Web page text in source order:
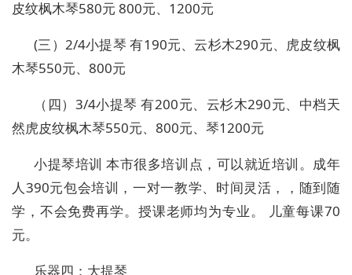
皮纹枫木琴580元 800元、1200元
(三）2/4小提琴 有190元、云杉木290元、虎皮纹枫
木琴550元、800元
（四）3/4小提琴 有200元、云杉木290元、中档天
然虎皮纹枫木琴550元、800元、琴1200元
小提琴培训 本市很多培训点，可以就近培训。成年
人390元包会培训，一对一教学、时间灵活，，随到随
学，不会免费再学。授课老师均为专业。 儿童每课70
元。
乐器四：大提琴